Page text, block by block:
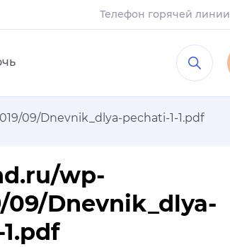
Телефон горячей линии
09/Dnevnik_dlya-pechati-1-1.pdf
wp-
Dnevnik_dlya-